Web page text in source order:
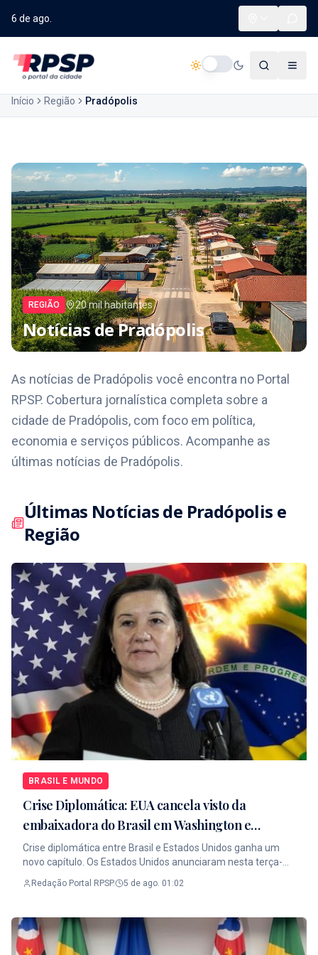
6 de ago.
Início Região Pradópolis
REGIÃO 20 mil habitantes
Notícias dePradópolis
As notícias de Pradópolis você encontra no Portal
RPSP. Cobertura jornalística completa sobre a
cidade de Pradópolis, com foco em política,
economia e serviços públicos. Acompanhe as
últimas notícias de Pradópolis.
Últimas Notícias de Pradópolis e
Região
BRASIL E MUNDO
Crise Diplomática: EUA cancela visto da
embaixadora do Brasil em Washington e
ampliam tensão diplomática entre os dois
países
Crise diplomática entre Brasil e Estados Unidos ganha um
novo capítulo. Os Estados Unidos anunciaram nesta terça-
Washington, Maria Luiza Ribeiro Viotti. Segundo o
à demora do governo brasileiro em conceder o aval
diplomático para que Daniel Perez assuma oficialmente a
embaixada norte-americana em Brasília. O governo
Redação Portal RPSP. 5 de ago. 01:02